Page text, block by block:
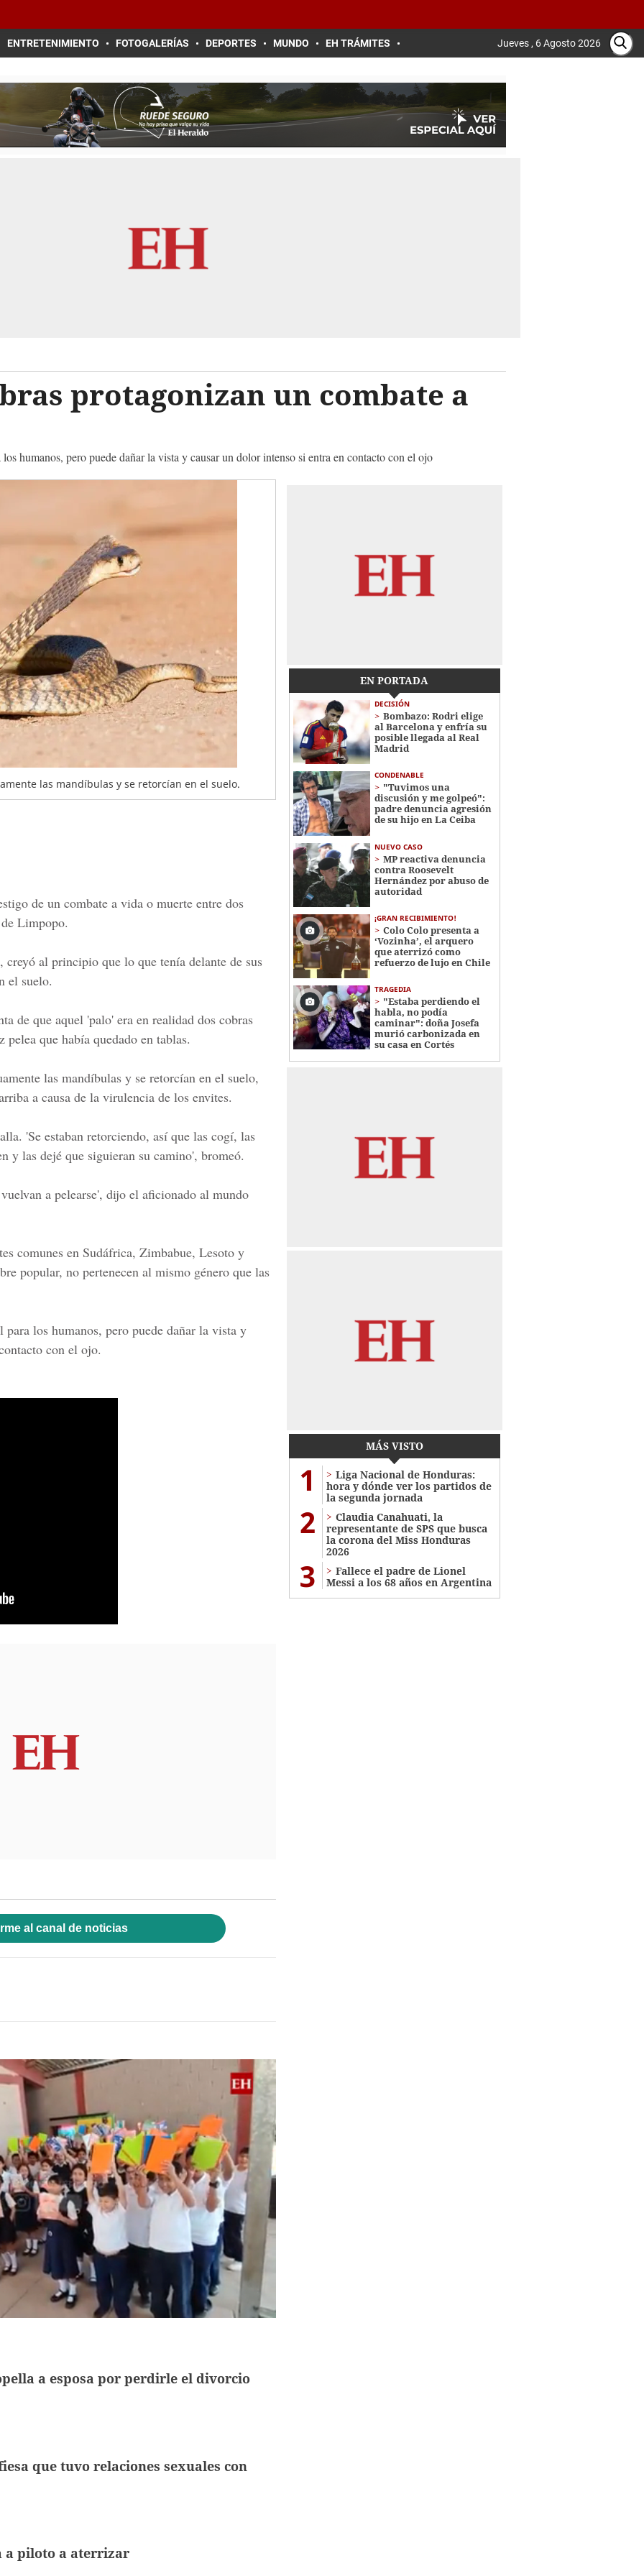
ENTRETENIMIENTO FOTOGALERÍAS DEPORTES MUNDO EH TRÁMITES Jueves , 6 Agosto 2026
protagonizan un combate a
humanos, pero puede dañar la vista y causar un dolor intenso si entra en contacto con el ojo
las mandíbulas y se retorcían en el suelo.
de un combate a vida o muerte entre dos
Limpopo.
creyó al principio que lo que tenía delante de sus
el suelo.
de que aquel 'palo' era en realidad dos cobras
pelea que había quedado en tablas.
las mandíbulas y se retorcían en el suelo,
a causa de la virulencia de los envites.
'Se estaban retorciendo, así que las cogí, las
y las dejé que siguieran su camino', bromeó.
a pelearse', dijo el aficionado al mundo
comunes en Sudáfrica, Zimbabue, Lesoto y
popular, no pertenecen al mismo género que las
para los humanos, pero puede dañar la vista y
con el ojo.
al canal de noticias
a esposa por perdirle el divorcio
que tuvo relaciones sexuales con
a piloto a aterrizar
EN PORTADA
DECISIÓN
Bombazo: Rodri elige
al Barcelona y enfría su
posible llegada al Real
Madrid
CONDENABLE
"Tuvimos una
discusión y me golpeó":
padre denuncia agresión
de su hijo en La Ceiba
NUEVO CASO
MP reactiva denuncia
contra Roosevelt
Hernández por abuso de
autoridad
¡GRAN RECIBIMIENTO!
Colo Colo presenta a
‘Vozinha’, el arquero
que aterrizó como
refuerzo de lujo en Chile
TRAGEDIA
"Estaba perdiendo el
habla, no podía
caminar": doña Josefa
murió carbonizada en
su casa en Cortés
MÁS VISTO
1
Liga Nacional de Honduras:
hora y dónde ver los partidos de
la segunda jornada
2
Claudia Canahuati, la
representante de SPS que busca
la corona del Miss Honduras
2026
3
Fallece el padre de Lionel
Messi a los 68 años en Argentina